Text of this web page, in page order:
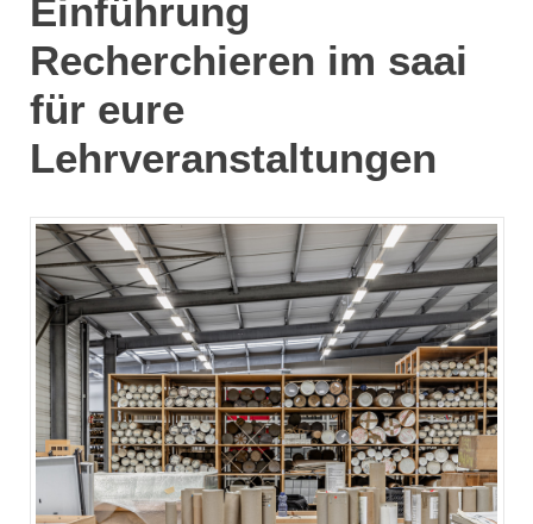
Einführung
Recherchieren im saai
für eure
Lehrveranstaltungen